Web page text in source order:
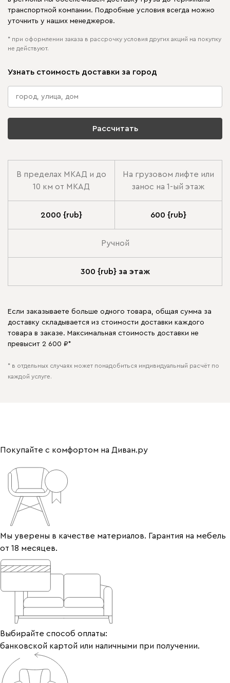
транспортной компании. Подробные условия всегда можно
уточнить у наших менеджеров.
* при оформлении заказа в рассрочку условия других акций на покупку
не действуют.
Узнать стоимость доставки за город
Рассчитать
В пределах МКАД и до
10 км от МКАД
На грузовом лифте или
занос на 1-ый этаж
2000 {rub} 600 {rub}
Ручной
300 {rub} за этаж
Если заказываете больше одного товара, общая сумма за
доставку складывается из стоимости доставки каждого
товара в заказе. Максимальная стоимость доставки не
превысит 2 600 ₽*
* в отдельных случаях может понадобиться индивидуальный расчёт по
каждой услуге.
Покупайте с комфортом на Диван.ру
Мы уверены в качестве материалов. Гарантия на мебель
от 18 месяцев.
Выбирайте способ оплаты:
банковской картой или наличными при получении.